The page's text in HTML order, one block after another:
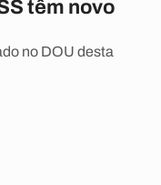
têm novo
no DOU desta